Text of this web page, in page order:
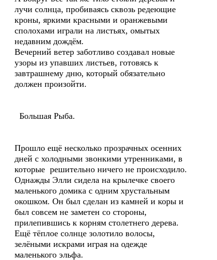
лучи солнца, пробиваясь сквозь редеющие
кроны, яркими красными и оранжевыми
сполохами играли на листьях, омытых
недавним дождём.
Вечерний ветер заботливо создавал новые
узоры из упавших листьев, готовясь к
завтрашнему дню, который обязательно
должен произойти.
Большая Рыба.
Прошло ещё несколько прозрачных осенних
дней с холодными звонкими утренниками, в
которые решительно ничего не происходило.
Однажды Элли сидела на крылечке своего
маленького домика с одним хрустальным
окошком. Он был сделан из камней и коры и
был совсем не заметен со стороны,
прилепившись к корням столетнего дерева.
Ещё тёплое солнце золотило волосы,
зелёными искрами играя на одежде
маленького эльфа.